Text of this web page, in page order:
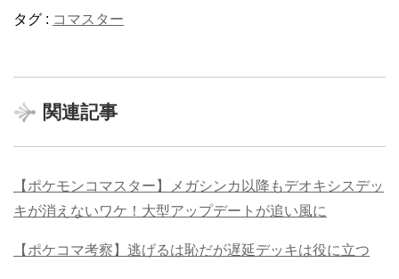
タグ : コマスター
関連記事
【ポケモンコマスター】メガシンカ以降もデオキシスデッ
キが消えないワケ！大型アップデートが追い風に
【ポケコマ考察】逃げるは恥だが遅延デッキは役に立つ